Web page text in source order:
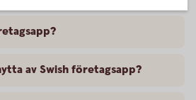
av Swish företagsapp?